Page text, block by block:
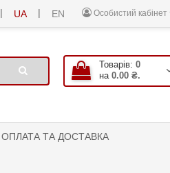
Особистий кабінет
| UA | EN
Товарів: 0
на 0.00 ₴.
ОПЛАТА ТА ДОСТАВКА